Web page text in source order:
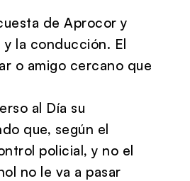
de Aprocor y
la conducción. El
o amigo cercano que
al Día su
que, según el
policial, y no el
no le va a pasar